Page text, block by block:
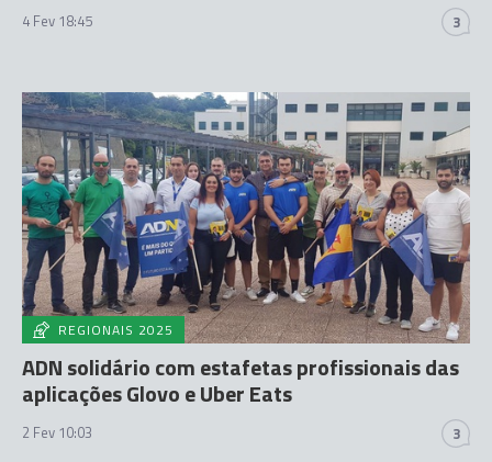
4 Fev 18:45 3
REGIONAIS 2025
ADN solidário com estafetas profissionais das
aplicações Glovo e Uber Eats
2 Fev 10:03 3